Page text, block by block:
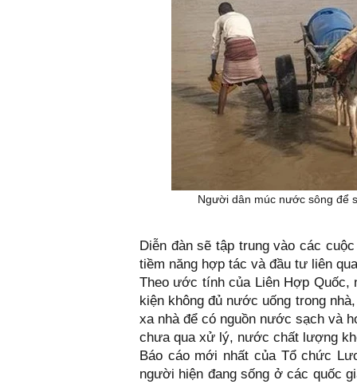
Người dân múc nước sông để
Diễn đàn sẽ tập trung vào các
tiềm năng hợp tác và đầu tư liên
Theo ước tính của Liên Hợp Quốc,
kiện không đủ nước uống trong
xa nhà để có nguồn nước sạch và
chưa qua xử lý, nước chất lượng
Báo cáo mới nhất của Tổ chức
người hiện đang sống ở các quốc